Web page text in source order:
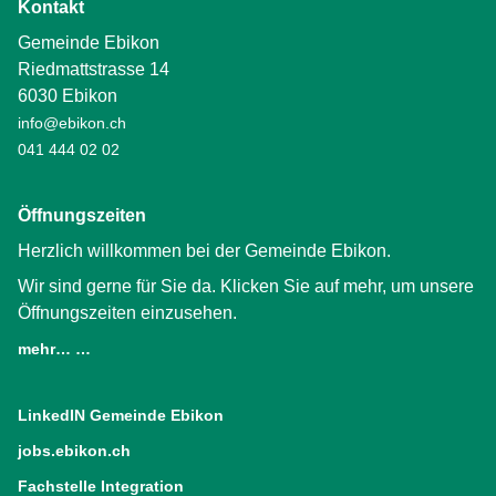
Kontakt
Gemeinde Ebikon
Riedmattstrasse 14
6030 Ebikon
info@ebikon.ch
041 444 02 02
Öffnungszeiten
Herzlich willkommen bei der Gemeinde Ebikon.
Wir sind gerne für Sie da. Klicken Sie auf mehr, um unsere
Öffnungszeiten einzusehen.
mehr… …
LinkedIN Gemeinde Ebikon
jobs.ebikon.ch
Fachstelle Integration